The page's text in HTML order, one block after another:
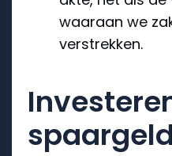
waaraan we
verstrekken.
spaargeld